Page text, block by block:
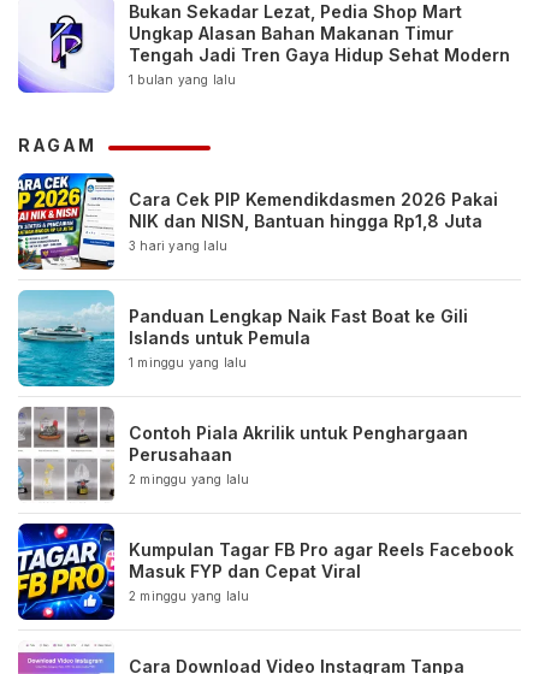
Bukan Sekadar Lezat, Pedia Shop Mart
Ungkap Alasan Bahan Makanan Timur
Tengah Jadi Tren Gaya Hidup Sehat Modern
1 bulan yang lalu
RAGAM
Cara Cek PIP Kemendikdasmen 2026 Pakai
NIK dan NISN, Bantuan hingga Rp1,8 Juta
3 hari yang lalu
Panduan Lengkap Naik Fast Boat ke Gili
Islands untuk Pemula
1 minggu yang lalu
Contoh Piala Akrilik untuk Penghargaan
Perusahaan
2 minggu yang lalu
Kumpulan Tagar FB Pro agar Reels Facebook
Masuk FYP dan Cepat Viral
2 minggu yang lalu
Cara Download Video Instagram Tanpa